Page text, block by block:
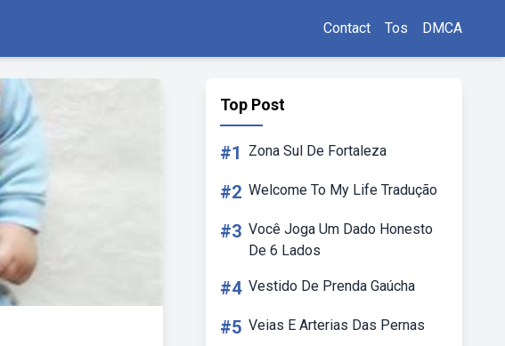
Contact Tos DMCA
Top Post
#1 Zona Sul De Fortaleza
#2 Welcome To My Life Tradução
#3 Você Joga Um Dado Honesto
De 6 Lados
#4 Vestido De Prenda Gaúcha
#5 Veias E Arterias Das Pernas